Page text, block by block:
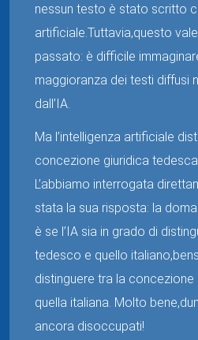
nessun testo è stato scritto
artificiale.Tuttavia,questo
passato: è difficile
maggioranza dei testi diffusi
dall’IA.
Ma l’intelligenza artificiale
concezione giuridica
L’abbiamo interrogata
stata la sua risposta: la
è se l’IA sia in grado di
tedesco e quello
distinguere tra la
quella italiana. Molto
ancora disoccupati!